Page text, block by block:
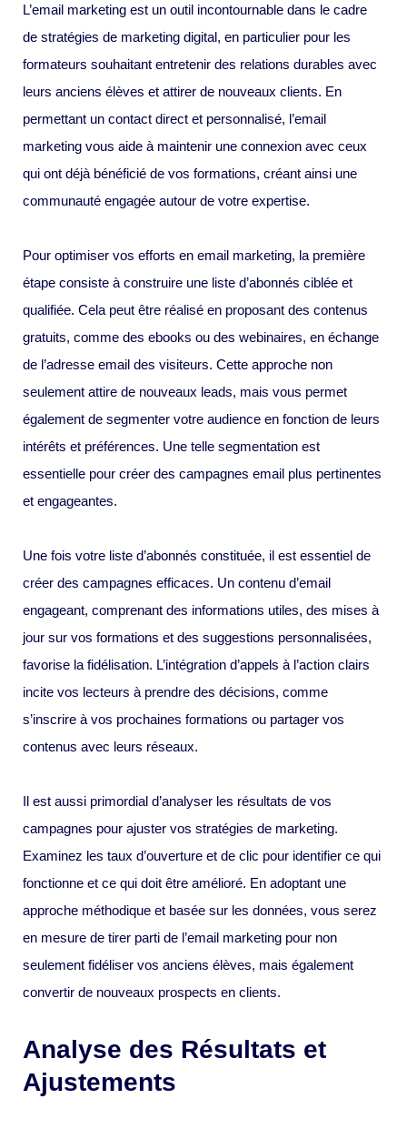
L’email marketing est un outil incontournable dans le cadre
de stratégies de marketing digital, en particulier pour les
formateurs souhaitant entretenir des relations durables avec
leurs anciens élèves et attirer de nouveaux clients. En
permettant un contact direct et personnalisé, l’email
marketing vous aide à maintenir une connexion avec ceux
qui ont déjà bénéficié de vos formations, créant ainsi une
communauté engagée autour de votre expertise.
Pour optimiser vos efforts en email marketing, la première
étape consiste à construire une liste d’abonnés ciblée et
qualifiée. Cela peut être réalisé en proposant des contenus
gratuits, comme des ebooks ou des webinaires, en échange
de l’adresse email des visiteurs. Cette approche non
seulement attire de nouveaux leads, mais vous permet
également de segmenter votre audience en fonction de leurs
intérêts et préférences. Une telle segmentation est
essentielle pour créer des campagnes email plus pertinentes
et engageantes.
Une fois votre liste d’abonnés constituée, il est essentiel de
créer des campagnes efficaces. Un contenu d’email
engageant, comprenant des informations utiles, des mises à
jour sur vos formations et des suggestions personnalisées,
favorise la fidélisation. L’intégration d’appels à l’action clairs
incite vos lecteurs à prendre des décisions, comme
s’inscrire à vos prochaines formations ou partager vos
contenus avec leurs réseaux.
Il est aussi primordial d’analyser les résultats de vos
campagnes pour ajuster vos stratégies de marketing.
Examinez les taux d’ouverture et de clic pour identifier ce qui
fonctionne et ce qui doit être amélioré. En adoptant une
approche méthodique et basée sur les données, vous serez
en mesure de tirer parti de l’email marketing pour non
seulement fidéliser vos anciens élèves, mais également
convertir de nouveaux prospects en clients.
Analyse des Résultats et
Ajustements